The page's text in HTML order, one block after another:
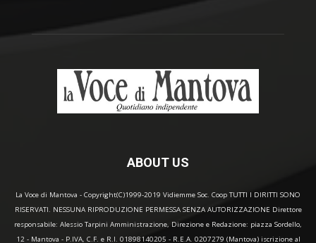
ABOUT US
La Voce di Mantova - Copyright(C)1999-2019 Vidiemme Soc. Coop TUTTI I DIRITTI SONO
RISERVATI. NESSUNA RIPRODUZIONE PERMESSA SENZA AUTORIZZAZIONE Direttore
responsabile: Alessio Tarpini Amministrazione, Direzione e Redazione: piazza Sordello,
12 - Mantova - P.IVA, C.F. e R.I. 01898140205 - R.E.A. 0207279 (Mantova) iscrizione al